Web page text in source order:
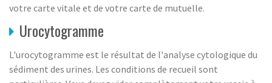
votre carte vitale et de votre carte de mutuelle.
Urocytogramme
L'urocytogramme est le résultat de l'analyse cytologique du
sédiment des urines. Les conditions de recueil sont